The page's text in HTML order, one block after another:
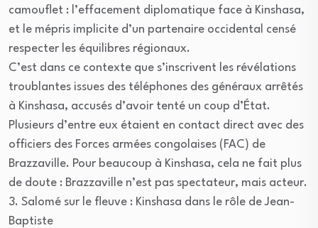
camouflet : l’effacement diplomatique face à Kinshasa,
et le mépris implicite d’un partenaire occidental censé
respecter les équilibres régionaux.
C’est dans ce contexte que s’inscrivent les révélations
troublantes issues des téléphones des généraux arrêtés
à Kinshasa, accusés d’avoir tenté un coup d’État.
Plusieurs d’entre eux étaient en contact direct avec des
officiers des Forces armées congolaises (FAC) de
Brazzaville. Pour beaucoup à Kinshasa, cela ne fait plus
de doute : Brazzaville n’est pas spectateur, mais acteur.
3. Salomé sur le fleuve : Kinshasa dans le rôle de Jean-
Baptiste